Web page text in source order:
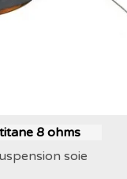
8 ohms
soie